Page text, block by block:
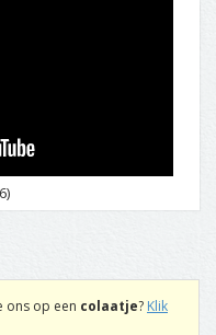
ons op een colaatje? Klik